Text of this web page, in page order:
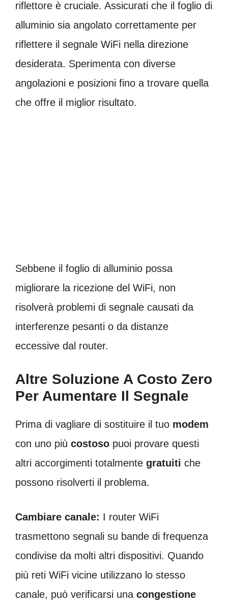
riflettore è cruciale. Assicurati che il foglio di
alluminio sia angolato correttamente per
riflettere il segnale WiFi nella direzione
desiderata. Sperimenta con diverse
angolazioni e posizioni fino a trovare quella
che offre il miglior risultato.
Sebbene il foglio di alluminio possa
migliorare la ricezione del WiFi, non
risolverà problemi di segnale causati da
interferenze pesanti o da distanze
eccessive dal router.
Altre Soluzione A Costo Zero
Per Aumentare Il Segnale
Prima di vagliare di sostituire il tuo modem
con uno più costoso puoi provare questi
altri accorgimenti totalmente gratuiti che
possono risolverti il problema.
Cambiare canale: I router WiFi
trasmettono segnali su bande di frequenza
condivise da molti altri dispositivi. Quando
più reti WiFi vicine utilizzano lo stesso
canale, può verificarsi una congestione